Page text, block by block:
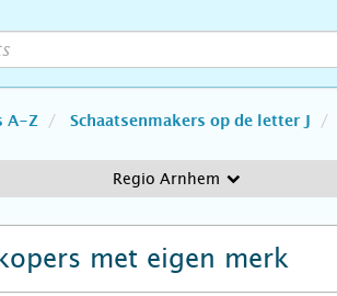
A-Z Schaatsenmakers op de letter J
Regio Arnhem
met eigen merk